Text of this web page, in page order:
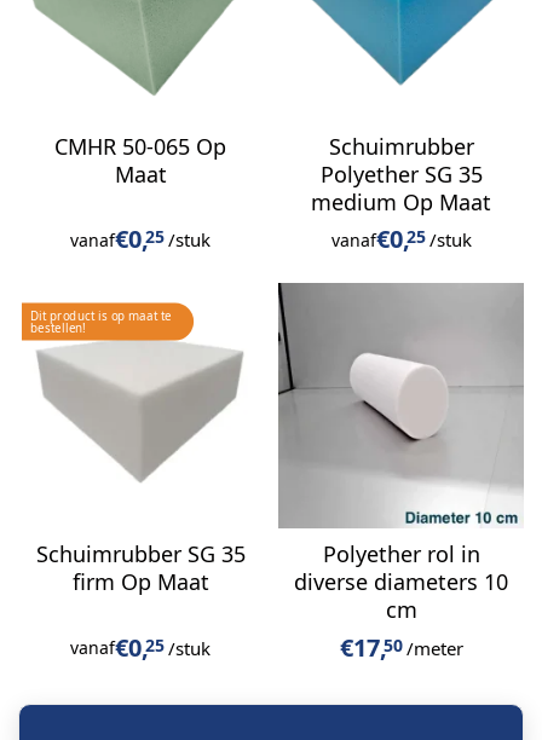
CMHR 50-065 Op
Maat
vanaf€0,25/stuk
Schuimrubber
Polyether SG 35
medium Op Maat
vanaf€0,25/stuk
Schuimrubber SG 35
firm Op Maat
vanaf€0,25/stuk
Polyether rol in
diverse diameters 10
cm
€17,50/meter